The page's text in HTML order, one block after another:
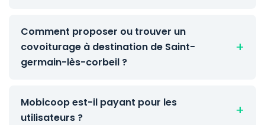
Comment proposer ou trouver un
covoiturage à destination de Saint-
germain-lès-corbeil ?
Mobicoop est-il payant pour les
utilisateurs ?